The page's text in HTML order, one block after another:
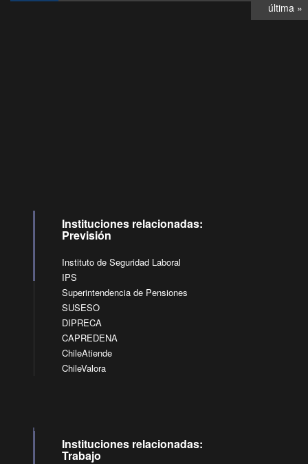
última »
Instituciones relacionadas:
Previsión
Instituto de Seguridad Laboral
IPS
Superintendencia de Pensiones
SUSESO
DIPRECA
CAPREDENA
ChileAtiende
ChileValora
Instituciones relacionadas:
Trabajo